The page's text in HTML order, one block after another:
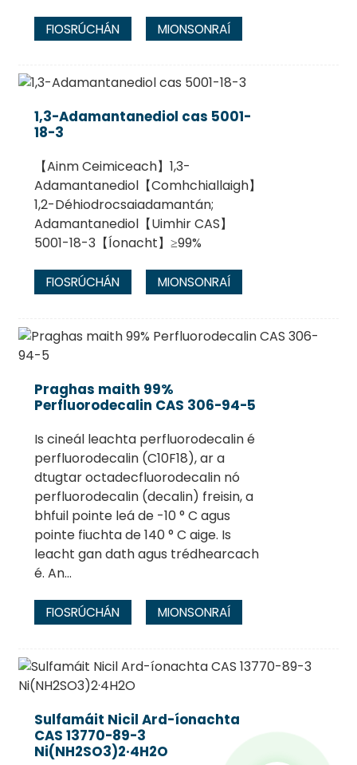
FIOSRÚCHÁN MIONSONRAÍ
1,3-Adamantanediol cas 5001-
18-3
【Ainm Ceimiceach】1,3-
Adamantanediol【Comhchiallaigh】
1,2-Déhiodrocsaiadamantán;
Adamantanediol【Uimhir CAS】
5001-18-3【Íonacht】≥99%
FIOSRÚCHÁN MIONSONRAÍ
Praghas maith 99%
Perfluorodecalin CAS 306-94-5
Is cineál leachta perfluorodecalin é
perfluorodecalin (C10F18), ar a
dtugtar octadecfluorodecalin nó
perfluorodecalin (decalin) freisin, a
bhfuil pointe leá de -10 ° C agus
pointe fiuchta de 140 ° C aige. Is
leacht gan dath agus trédhearcach
é. An...
FIOSRÚCHÁN MIONSONRAÍ
Sulfamáit Nicil Ard-íonachta
CAS 13770-89-3
Ni(NH2SO3)2·4H2O